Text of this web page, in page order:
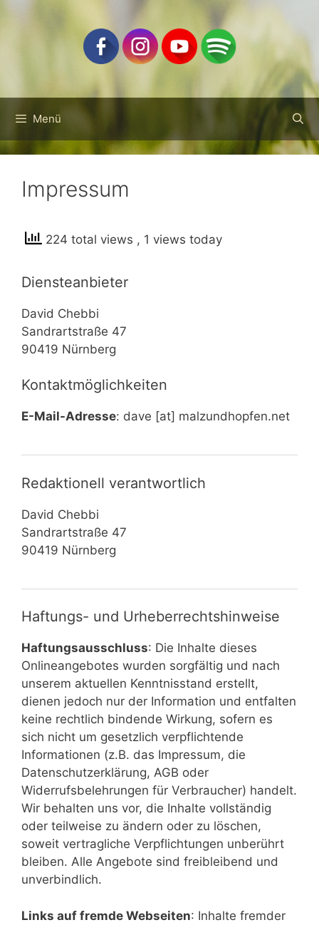
Menü
Impressum
224 total views , 1 views today
Diensteanbieter
David Chebbi
Sandrartstraße 47
90419 Nürnberg
Kontaktmöglichkeiten
E-Mail-Adresse: dave [at] malzundhopfen.net
Redaktionell verantwortlich
David Chebbi
Sandrartstraße 47
90419 Nürnberg
Haftungs- und Urheberrechtshinweise
Haftungsausschluss: Die Inhalte dieses
Onlineangebotes wurden sorgfältig und nach
unserem aktuellen Kenntnisstand erstellt,
dienen jedoch nur der Information und entfalten
keine rechtlich bindende Wirkung, sofern es
sich nicht um gesetzlich verpflichtende
Informationen (z.B. das Impressum, die
Datenschutzerklärung, AGB oder
Widerrufsbelehrungen für Verbraucher) handelt.
Wir behalten uns vor, die Inhalte vollständig
oder teilweise zu ändern oder zu löschen,
soweit vertragliche Verpflichtungen unberührt
bleiben. Alle Angebote sind freibleibend und
unverbindlich.
Links auf fremde Webseiten: Inhalte fremder